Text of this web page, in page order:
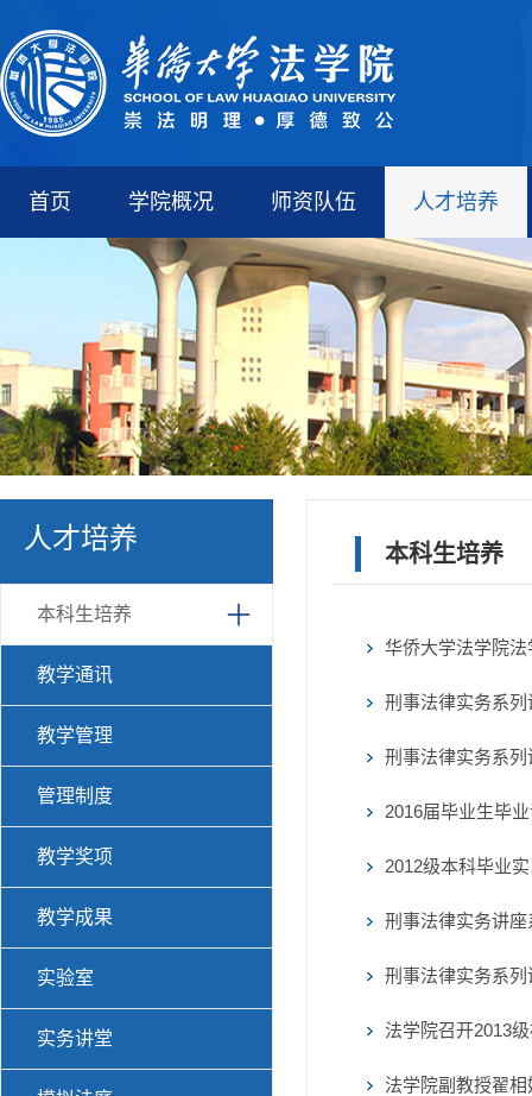
首页 学院概况 师资队伍 人才培养
人才培养
本科生培养
教学通讯
教学管理
管理制度
教学奖项
教学成果
实验室
实务讲堂
本科生培养
华侨大学法学院
刑事法律实务系
刑事法律实务系
2016届毕业生毕
2012级本科毕业
刑事法律实务讲
刑事法律实务系
法学院召开2013
法学院副教授翟相